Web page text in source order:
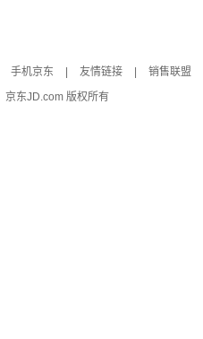
手机京东 友情链接 销售联盟
京东JD.com 版权所有